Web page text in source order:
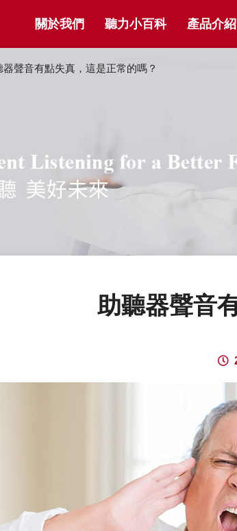
關於我們 聽力小百科 產品介紹
器聲音有點失真，這是正常的嗎？
助聽器聲音